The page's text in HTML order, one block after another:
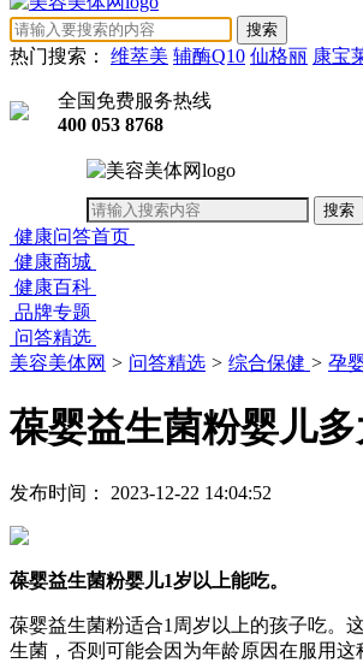
热门搜索： 维萃美 辅酶Q10 仙格丽 康宝
全国免费服务热线
400 053 8768
健康问答首页
健康商城
健康百科
品牌专题
问答精选
美容美体网 > 问答精选 > 综合保健 > 孕
葆婴益生菌粉婴儿
发布时间： 2023-12-22 14:04:52
葆婴益生菌粉婴儿1岁以上能吃。
葆婴益生菌粉适合1周岁以上的孩子吃。
生菌，否则可能会因为年龄原因在服用这